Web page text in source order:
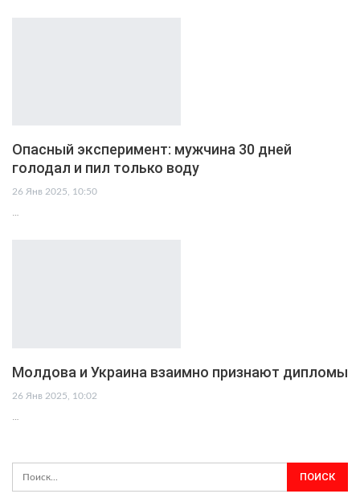
Опасный эксперимент: мужчина 30 дней
голодал и пил только воду
26 Янв 2025, 10:50
…
Молдова и Украина взаимно признают дипломы
26 Янв 2025, 10:02